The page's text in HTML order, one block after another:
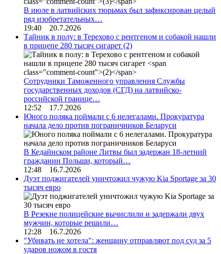
В июле в латвийских тюрьмах был зафиксирован целый
ряд изобретательных…
19:40 20.7.2026
Тайник в полу: в Терехово с рентгеном и собакой нашли
в прицепе 280 тысяч сигарет (2)
Сотрудники Таможенного управления Службы
государственных доходов (СГД) на латвийско-
российской границе…
12:52 17.7.2026
Юного поляка поймали с 6 нелегалами. Прокуратура
начала дело против пограничников Беларуси
В Кедайнском районе Литвы был задержан 18-летний
гражданин Польши, который…
12:48 16.7.2026
Дуэт поджигателей уничтожил чужую Kia Sportage за 30
тысяч евро
В Резекне полицейские вычислили и задержали двух
мужчин, которые решили…
12:28 16.7.2026
"Убивать не хотела": женщину отправляют под суд за 5
ударов ножом в гостя